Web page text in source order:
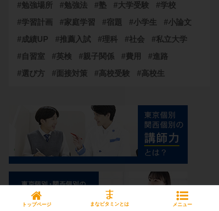
#勉強場所 #勉強法 #塾 #大学受験 #学校
#学習計画 #家庭学習 #宿題 #小学生 #小論文
#成績UP #推薦入試 #理科 #社会 #私立大学
#自習室 #英検 #親子関係 #費用 #進路
#選び方 #面接対策 #高校受験 #高校生
トップページ まなビタミンとは メニュー